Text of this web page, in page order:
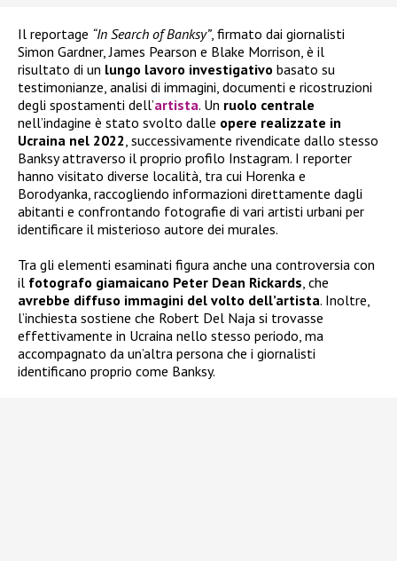
Il reportage “In Search of Banksy”, firmato dai giornalisti
Simon Gardner, James Pearson e Blake Morrison, è il
risultato di un lungo lavoro investigativo basato su
testimonianze, analisi di immagini, documenti e ricostruzioni
degli spostamenti dell’artista. Un ruolo centrale
nell’indagine è stato svolto dalle opere realizzate in
Ucraina nel 2022, successivamente rivendicate dallo stesso
Banksy attraverso il proprio profilo Instagram. I reporter
hanno visitato diverse località, tra cui Horenka e
Borodyanka, raccogliendo informazioni direttamente dagli
abitanti e confrontando fotografie di vari artisti urbani per
identificare il misterioso autore dei murales.
Tra gli elementi esaminati figura anche una controversia con
il fotografo giamaicano Peter Dean Rickards, che
avrebbe diffuso immagini del volto dell’artista. Inoltre,
l’inchiesta sostiene che Robert Del Naja si trovasse
effettivamente in Ucraina nello stesso periodo, ma
accompagnato da un’altra persona che i giornalisti
identificano proprio come Banksy.